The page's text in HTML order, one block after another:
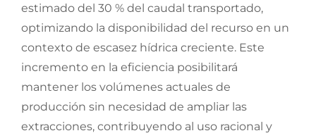
estimado del 30 % del caudal transportado,
optimizando la disponibilidad del recurso en un
contexto de escasez hídrica creciente. Este
incremento en la eficiencia posibilitará
mantener los volúmenes actuales de
producción sin necesidad de ampliar las
extracciones, contribuyendo al uso racional y